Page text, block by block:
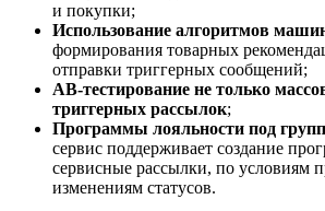
и покупки;
Использование алгоритмов
формирования товарных
отправки триггерных сообщений;
АВ-тестирование не только
триггерных рассылок;
Программы лояльности под
сервис поддерживает создание
сервисные рассылки, по условиям
изменениям статусов.